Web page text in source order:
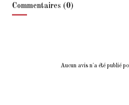
Commentaires (0)
Aucun avis n'a été publié